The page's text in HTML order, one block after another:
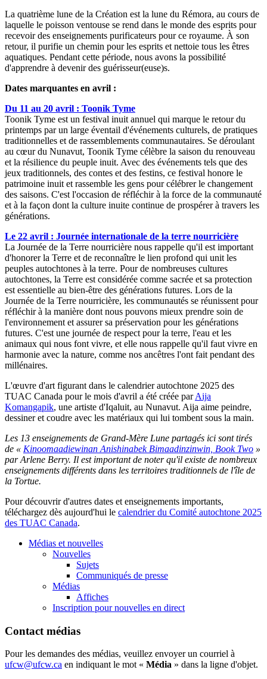
La quatrième lune de la Création est la lune du Rémora, au cours de
laquelle le poisson ventouse se rend dans le monde des esprits pour
recevoir des enseignements purificateurs pour ce royaume. À son
retour, il purifie un chemin pour les esprits et nettoie tous les êtres
aquatiques. Pendant cette période, nous avons la possibilité
d'apprendre à devenir des guérisseur(euse)s.
Dates marquantes en avril :
Du 11 au 20 avril : Toonik Tyme
Toonik Tyme est un festival inuit annuel qui marque le retour du
printemps par un large éventail d'événements culturels, de pratiques
traditionnelles et de rassemblements communautaires. Se déroulant
au cœur du Nunavut, Toonik Tyme célèbre la saison du renouveau
et la résilience du peuple inuit. Avec des événements tels que des
jeux traditionnels, des contes et des festins, ce festival honore le
patrimoine inuit et rassemble les gens pour célébrer le changement
des saisons. C'est l'occasion de réfléchir à la force de la communauté
et à la façon dont la culture inuite continue de prospérer à travers les
générations.
Le 22 avril : Journée internationale de la terre nourricière
La Journée de la Terre nourricière nous rappelle qu'il est important
d'honorer la Terre et de reconnaître le lien profond qui unit les
peuples autochtones à la terre. Pour de nombreuses cultures
autochtones, la Terre est considérée comme sacrée et sa protection
est essentielle au bien-être des générations futures. Lors de la
Journée de la Terre nourricière, les communautés se réunissent pour
réfléchir à la manière dont nous pouvons mieux prendre soin de
l'environnement et assurer sa préservation pour les générations
futures. C'est une journée de respect pour la terre, l'eau et les
animaux qui nous font vivre, et elle nous rappelle qu'il faut vivre en
harmonie avec la nature, comme nos ancêtres l'ont fait pendant des
millénaires.
L'œuvre d'art figurant dans le calendrier autochtone 2025 des
TUAC Canada pour le mois d'avril a été créée parAija
Komangapik, une artiste d'Iqaluit, au Nunavut. Aija aime peindre,
dessiner et coudre avec les matériaux qui lui tombent sous la main.
Les 13 enseignements de Grand-Mère Lune partagés ici sont tirés
de « Kinoomaadiewinan Anishinabek Bimaadinzinwin, Book Two »
par Arlene Berry. Il est important de noter qu'il existe de nombreux
enseignements différents dans les territoires traditionnels de l'île de
la Tortue.
Pour découvrir d'autres dates et enseignements importants,
téléchargez dès aujourd'hui le calendrier du Comité autochtone 2025
des TUAC Canada.
Médias et nouvelles
Nouvelles
Sujets
Communiqués de presse
Médias
Affiches
Inscription pour nouvelles en direct
Contact médias
Pour les demandes des médias, veuillez envoyer un courriel à
ufcw@ufcw.ca en indiquant le mot « Média » dans la ligne d'objet.